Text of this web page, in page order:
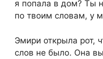
я попала в дом? Ты
по твоим словам, у
Эмири открыла рот,
слов не было. Она